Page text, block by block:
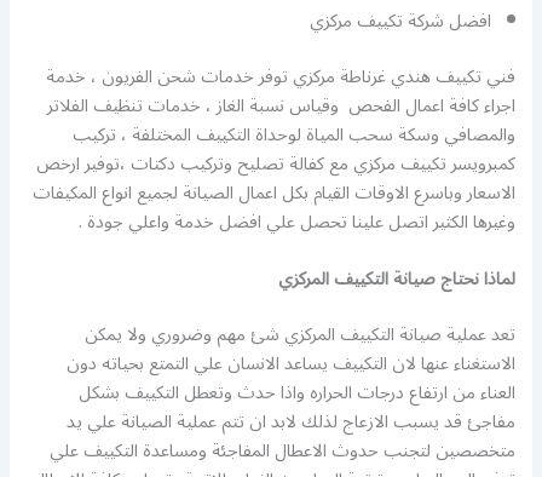
افضل شركة تكييف مركزي
فني تكييف هندي غرناطة مركزي توفر خدمات شحن الفريون ، خدمة
اجراء كافة اعمال الفحص وقياس نسبة الغاز ، خدمات تنظيف الفلاتر
والمصافي وسكة سحب المياة لوحداة التكييف المختلفة ، تركيب
كمبرويسر تكييف مركزي مع كفالة تصليح وتركيب دكتات ،توفير ارخص
الاسعار وباسرع الاوقات القيام بكل اعمال الصيانة لجميع انواع المكيفات
وغيرها الكثير اتصل علينا تحصل علي افضل خدمة واعلي جودة .
لماذا نحتاج صيانة التكييف المركزي
تعد عملية صيانة التكييف المركزي شئ مهم وضروري ولا يمكن
الاستغناء عنها لان التكييف يساعد الانسان علي التمتع بحياته دون
العناء من ارتفاع درجات الحراره واذا حدث وتعطل التكييف بشكل
مفاجئ قد يسبب الازعاج لذلك لابد ان تتم عملية الصيانة علي يد
متخصصين لتجنب حدوث الاعطال المفاجئة ومساعدة التكييف علي